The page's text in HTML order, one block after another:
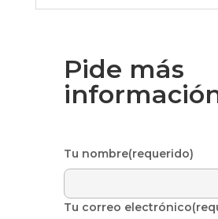
Pide más
Tu nombre(requerido)
Tu correo